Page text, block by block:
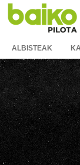
ALBISTEAK